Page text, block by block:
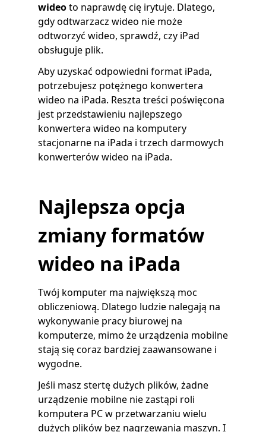
wideoto naprawdę cię irytuje. Dlatego,
gdy odtwarzacz wideo nie może
odtworzyć wideo, sprawdź, czy iPad
obsługuje plik.
Aby uzyskać odpowiedni format iPada,
potrzebujesz potężnego konwertera
wideo na iPada. Reszta treści poświęcona
jest przedstawieniu najlepszego
konwertera wideo na komputery
stacjonarne na iPada i trzech darmowych
konwerterów wideo na iPada.
Najlepsza opcja
zmiany formatów
wideo na iPada
Twój komputer ma największą moc
obliczeniową. Dlatego ludzie nalegają na
wykonywanie pracy biurowej na
komputerze, mimo że urządzenia mobilne
stają się coraz bardziej zaawansowane i
wygodne.
Jeśli masz stertę dużych plików, żadne
urządzenie mobilne nie zastąpi roli
komputera PC w przetwarzaniu wielu
dużych plików bez nagrzewania maszyn. I